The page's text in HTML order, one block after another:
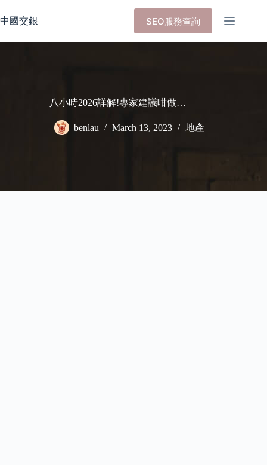
to
content
中國交銀 SEO服務查詢
八小時2026詳解!專家建議咁做…
benlau March 13, 2023 地產